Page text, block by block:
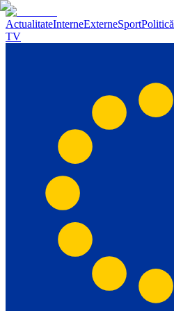
ActualitateInterneExterneSportPolitică
TV